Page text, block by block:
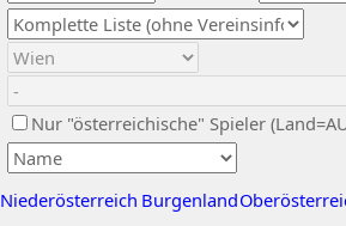
Nur "österreichische" Spieler
Niederösterreich Burgenland